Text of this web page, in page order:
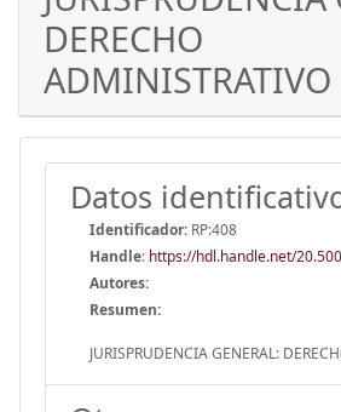
DERECHO
ADMINISTRATIVO
Datos
Identificador: RP:408
Handle: https://hdl.handle.net/
Autores:
Resumen:
JURISPRUDENCIA GENERAL: